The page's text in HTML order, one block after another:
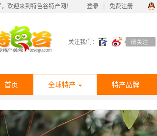
欢迎来到特色谷特产网！ 登录 免费注册
关注我们：
首页 全球特产 特产品牌